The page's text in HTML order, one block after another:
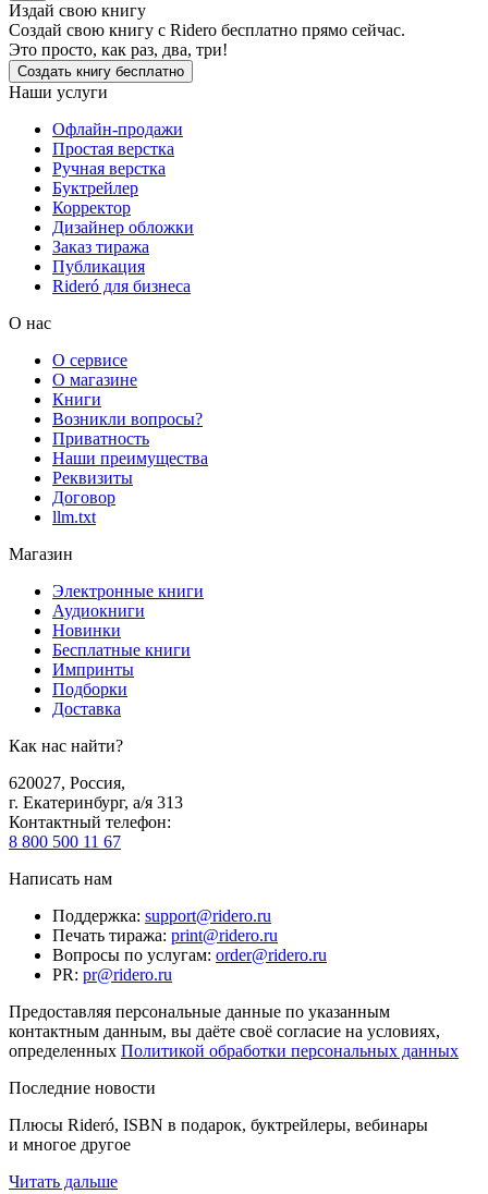
Издай свою книгу
Создай свою книгу с Ridero бесплатно прямо сейчас.
Это просто, как раз, два, три!
Создать книгу бесплатно
Наши услуги
Офлайн-продажи
Простая верстка
Ручная верстка
Буктрейлер
Корректор
Дизайнер обложки
Заказ тиража
Публикация
Rideró для бизнеса
О нас
О сервисе
О магазине
Книги
Возникли вопросы?
Приватность
Наши преимущества
Реквизиты
Договор
llm.txt
Магазин
Электронные книги
Аудиокниги
Новинки
Бесплатные книги
Импринты
Подборки
Доставка
Как нас найти?
620027, Россия,
г. Екатеринбург, а/я 313
Контактный телефон:
8 800 500 11 67
Написать нам
Поддержка: support@ridero.ru
Печать тиража: print@ridero.ru
Вопросы по услугам: order@ridero.ru
PR: pr@ridero.ru
Предоставляя персональные данные по указанным
контактным данным, вы даёте своё согласие на условиях,
определенных Политикой обработки персональных данных
Последние новости
Плюсы Rideró, ISBN в подарок, буктрейлеры, вебинары
и многое другое
Читать дальше